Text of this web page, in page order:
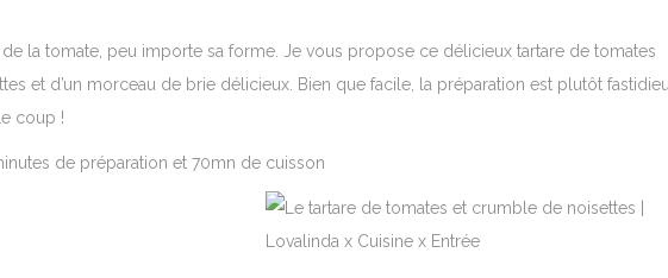
de la tomate, peu importe sa forme. Je vous propose ce délicieux tartare de tomates
et d’un morceau de brie délicieux. Bien que facile, la préparation est plutôt
coup !
de préparation et 70mn de cuisson